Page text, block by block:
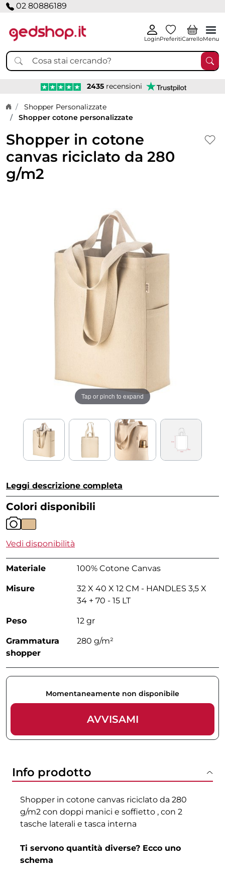
02 80886189
LoginPreferitiCarrelloMenu
2435 recensioni
Home page
Shopper Personalizzate
Shopper cotone personalizzate
Shopper in cotone
canvas riciclato da 280
g/m2
Tap or pinch to expand
Leggi descrizione completa
Colori disponibili
Vedi disponibilità
Materiale 100% Cotone Canvas
Misure
32 X 40 X 12 CM - HANDLES 3,5 X
34 + 70 - 15 LT
Peso 12 gr
Grammatura
shopper
280 g/m²
Momentaneamente non disponibile
AVVISAMI
Info prodotto
Shopper in cotone canvas riciclato da 280
g/m2 con doppi manici e soffietto , con 2
tasche laterali e tasca interna
Ti servono quantità diverse? Ecco uno
schema